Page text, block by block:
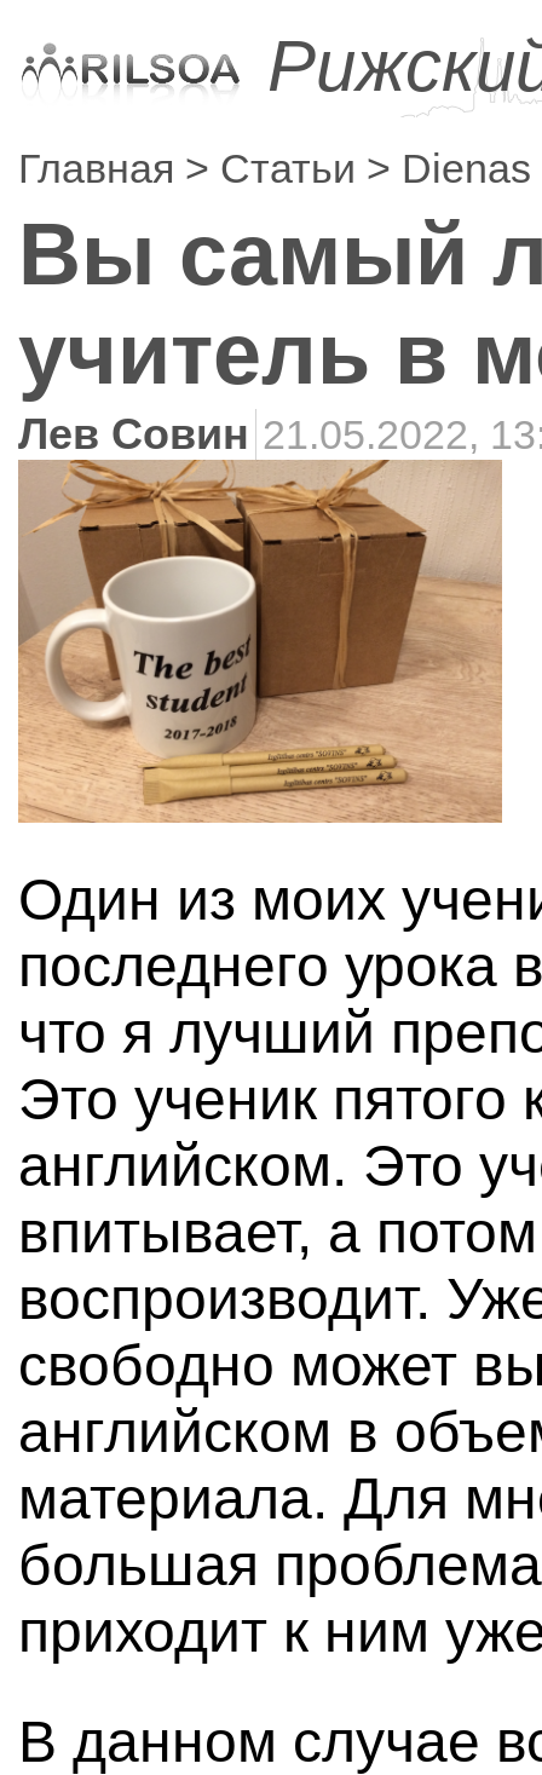
Главная Статьи
Вы самый
учитель в
Лев Совин 21.05.2022,
Один из моих
последнего урока
что я лучший
Это ученик пятого
английском. Это
впитывает, а
воспроизводит.
свободно может
английском в
материала. Для
большая
приходит к ним
В данном случае